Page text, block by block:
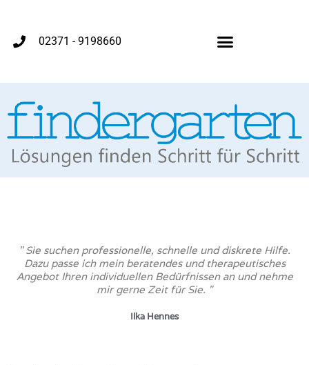
02371 - 9198660
" Sie suchen professionelle, schnelle und diskrete Hilfe.
Dazu passe ich mein beratendes und therapeutisches
Angebot Ihren individuellen Bedürfnissen an und nehme
mir gerne Zeit für Sie. "
Ilka Hennes